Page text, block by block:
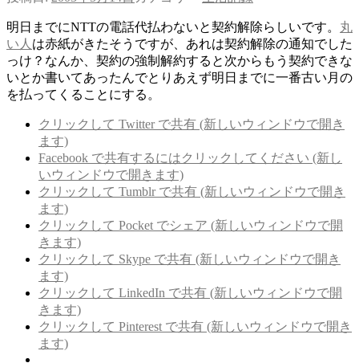
明日までにNTTの電話代払わないと契約解除らしいです。 丸
い人 は赤紙がきたそうですが、あれは契約解除の通知でした
っけ？なんか、契約の強制解約すると次からもう契約できな
いとか書いてあったんでとりあえず明日までに一番古い月の
を払ってくることにする。
クリックして Twitter で共有 (新しいウィンドウで開き
ます)
Facebook で共有するにはクリックしてください (新し
いウィンドウで開きます)
クリックして Tumblr で共有 (新しいウィンドウで開き
ます)
クリックして Pocket でシェア (新しいウィンドウで開
きます)
クリックして Skype で共有 (新しいウィンドウで開き
ます)
クリックして LinkedIn で共有 (新しいウィンドウで開
きます)
クリックして Pinterest で共有 (新しいウィンドウで開き
ます)